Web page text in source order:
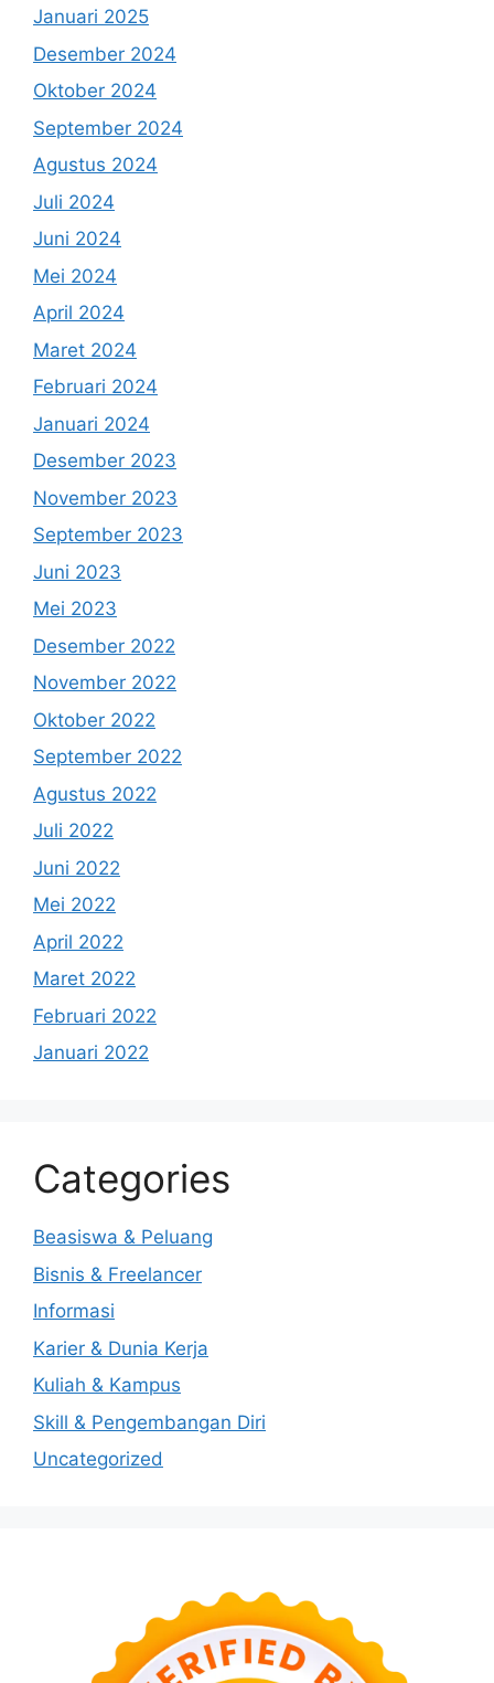
Januari 2025
Desember 2024
Oktober 2024
September 2024
Agustus 2024
Juli 2024
Juni 2024
Mei 2024
April 2024
Maret 2024
Februari 2024
Januari 2024
Desember 2023
November 2023
September 2023
Juni 2023
Mei 2023
Desember 2022
November 2022
Oktober 2022
September 2022
Agustus 2022
Juli 2022
Juni 2022
Mei 2022
April 2022
Maret 2022
Februari 2022
Januari 2022
Categories
Beasiswa & Peluang
Bisnis & Freelancer
Informasi
Karier & Dunia Kerja
Kuliah & Kampus
Skill & Pengembangan Diri
Uncategorized